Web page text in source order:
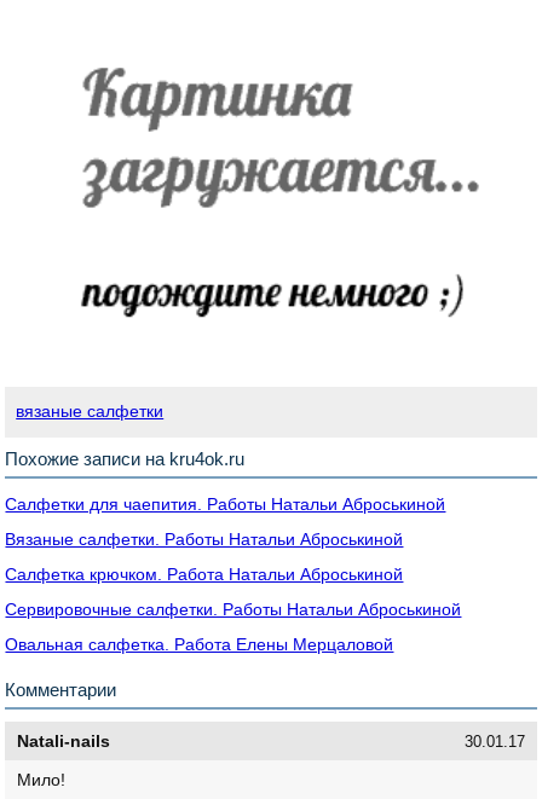
вязаные салфетки
Похожие записи на kru4ok.ru
Салфетки для чаепития. Работы Натальи Аброськиной
Вязаные салфетки. Работы Натальи Аброськиной
Салфетка крючком. Работа Натальи Аброськиной
Сервировочные салфетки. Работы Натальи Аброськиной
Овальная салфетка. Работа Елены Мерцаловой
Комментарии
Natali-nails 30.01.17
Мило!